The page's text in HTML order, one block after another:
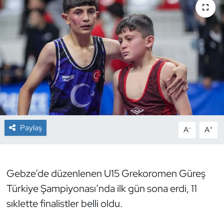
Paylaş A- A+
Gebze’de düzenlenen U15 Grekoromen Güreş
Türkiye Şampiyonası’nda ilk gün sona erdi, 11
sıklette finalistler belli oldu.
Buz Pateni
Çim Hokeyi
Cimnastik
Curling
Dağcılık
Dövüş Sanatı
E-Spor